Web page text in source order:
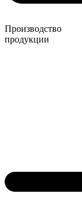
Производство
продукции